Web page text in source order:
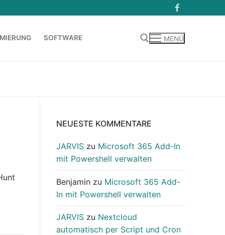
SOFTWARE MENÜ
NEUESTE KOMMENTARE
JARVIS zu Microsoft 365 Add-In
mit Powershell verwalten
Benjamin zu Microsoft 365 Add-
In mit Powershell verwalten
JARVIS zu Nextcloud
automatisch per Script und Cron